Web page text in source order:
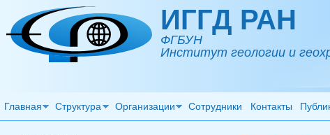
Перейти к основному содержанию ИГГД РАН
ФГБУН
Институт геологии и
Главная Структура Организации Сотрудники Контакты